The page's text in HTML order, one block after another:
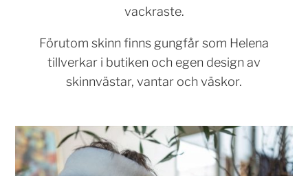
vackraste.
Förutom skinn finns gungfår som Helena
tillverkar i butiken och egen design av
skinnvästar, vantar och väskor.